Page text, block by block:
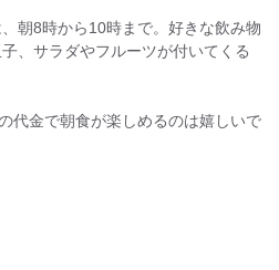
朝8時から10時まで。好きな飲み物
、サラダやフルーツが付いてくる
代金で朝食が楽しめるのは嬉しいで